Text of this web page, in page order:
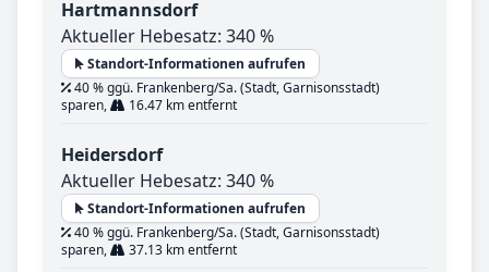
Hartmannsdorf
Aktueller Hebesatz: 340 %
Standort-Informationen aufrufen
40 % ggü. Frankenberg/Sa. (Stadt, Garnisonsstadt)
sparen,
16.47 km entfernt
Heidersdorf
Aktueller Hebesatz: 340 %
Standort-Informationen aufrufen
40 % ggü. Frankenberg/Sa. (Stadt, Garnisonsstadt)
sparen,
37.13 km entfernt